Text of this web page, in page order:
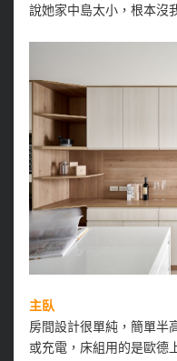
說她家中島太小，根本沒
主臥
房間設計很單純，簡單半
或充電，床組用的是歐德